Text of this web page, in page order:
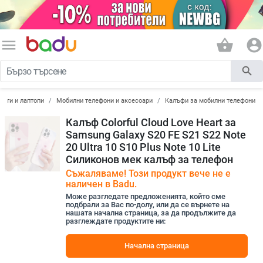
menu shopping_basket account_circle
search
и лаптопи Мобилни телефони и аксесоари Калъфи за мобилни телефони
Калъф Colorful Cloud Love Heart за
Samsung Galaxy S20 FE S21 S22 Note
20 Ultra 10 S10 Plus Note 10 Lite
Силиконов мек калъф за телефон
Съжаляваме! Този продукт вече не е
наличен в Badu.
Може разгледате предложенията, който сме
подбрали за Вас по-долу, или да се върнете на
нашата начална страница, за да продължите да
разглеждате продуктите ни:
Начална страница